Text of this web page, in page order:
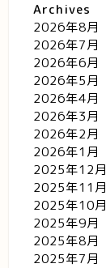
Archives
2026年8月
2026年7月
2026年6月
2026年5月
2026年4月
2026年3月
2026年2月
2026年1月
2025年12月
2025年11月
2025年10月
2025年9月
2025年8月
2025年7月